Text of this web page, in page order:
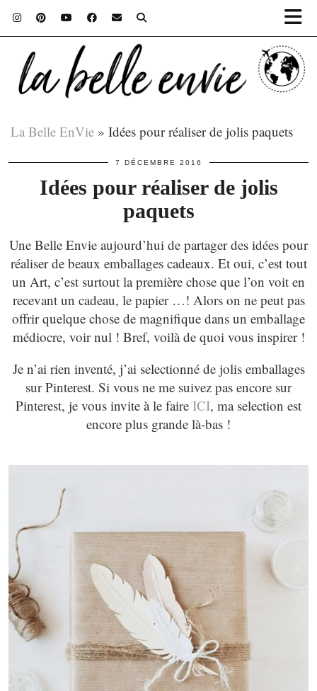
La Belle EnVie » Idées pour réaliser de jolis paquets
7 DÉCEMBRE 2016
Idées pour réaliser de jolis
paquets
Une Belle Envie aujourd’hui de partager des idées pour
réaliser de beaux emballages cadeaux. Et oui, c’est tout
un Art, c’est surtout la première chose que l’on voit en
recevant un cadeau, le papier …! Alors on ne peut pas
offrir quelque chose de magnifique dans un emballage
médiocre, voir nul ! Bref, voilà de quoi vous inspirer !
Je n’ai rien inventé, j’ai selectionné de jolis emballages
sur Pinterest. Si vous ne me suivez pas encore sur
Pinterest, je vous invite à le faire ICI, ma selection est
encore plus grande là-bas !